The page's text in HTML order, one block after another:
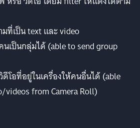
ที่เป็น text และ video
เป็นกลุ่มได้ (able to send group
โอที่อยู่ในเครื่องให้คนอื่นได้ (able
videos from Camera Roll)